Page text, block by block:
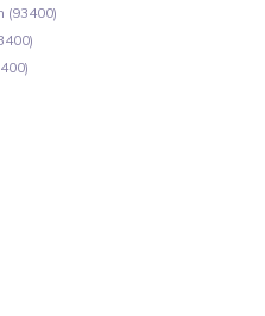
(93400)